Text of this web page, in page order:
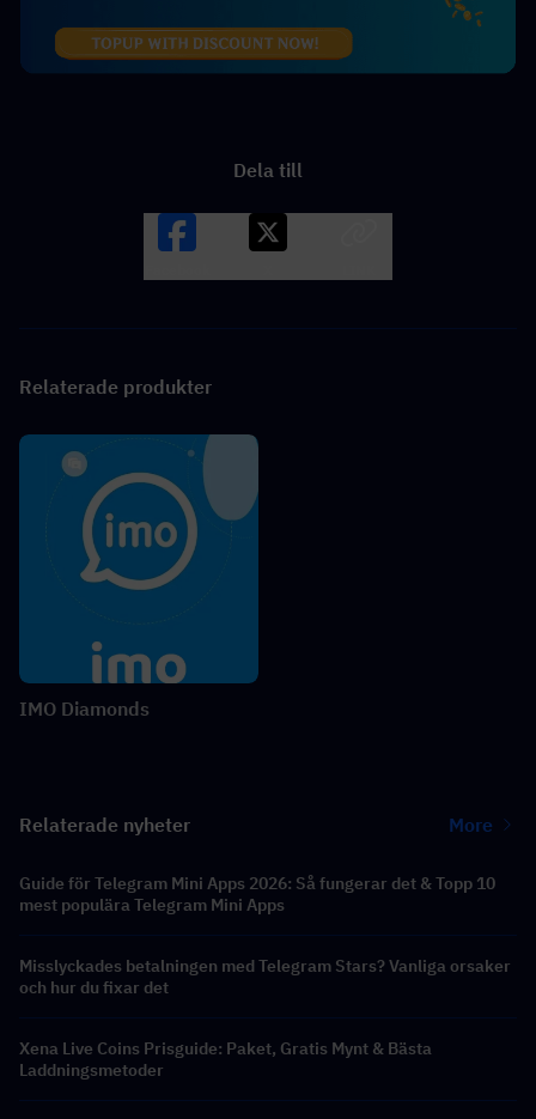
Dela till
Relaterade produkter
IMO Diamonds
Relaterade nyheter More
Guide för Telegram Mini Apps 2026: Så fungerar det & Topp 10
mest populära Telegram Mini Apps
Misslyckades betalningen med Telegram Stars? Vanliga orsaker
och hur du fixar det
Xena Live Coins Prisguide: Paket, Gratis Mynt & Bästa
Laddningsmetoder